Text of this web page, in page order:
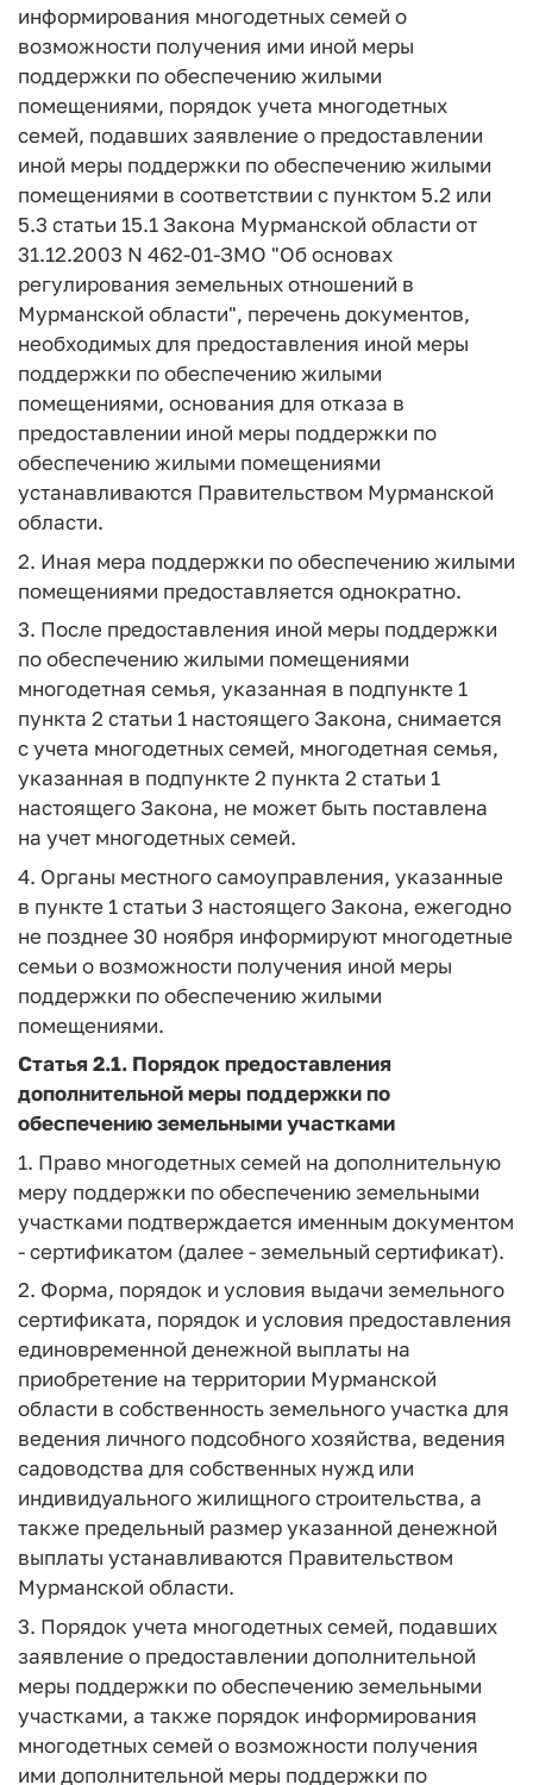
информирования многодетных семей о
возможности получения ими иной меры
поддержки по обеспечению жилыми
помещениями, порядок учета многодетных
семей, подавших заявление о предоставлении
иной меры поддержки по обеспечению жилыми
помещениями в соответствии с пунктом 5.2 или
5.3 статьи 15.1 Закона Мурманской области от
31.12.2003 N 462-01-ЗМО "Об основах
регулирования земельных отношений в
Мурманской области", перечень документов,
необходимых для предоставления иной меры
поддержки по обеспечению жилыми
помещениями, основания для отказа в
предоставлении иной меры поддержки по
обеспечению жилыми помещениями
устанавливаются Правительством Мурманской
области.
2. Иная мера поддержки по обеспечению жилыми
помещениями предоставляется однократно.
3. После предоставления иной меры поддержки
по обеспечению жилыми помещениями
многодетная семья, указанная в подпункте 1
пункта 2 статьи 1 настоящего Закона, снимается
с учета многодетных семей, многодетная семья,
указанная в подпункте 2 пункта 2 статьи 1
настоящего Закона, не может быть поставлена
на учет многодетных семей.
4. Органы местного самоуправления, указанные
в пункте 1 статьи 3 настоящего Закона, ежегодно
не позднее 30 ноября информируют многодетные
семьи о возможности получения иной меры
поддержки по обеспечению жилыми
помещениями.
Статья 2.1. Порядок предоставления
дополнительной меры поддержки по
обеспечению земельными участками
1. Право многодетных семей на дополнительную
меру поддержки по обеспечению земельными
участками подтверждается именным документом
- сертификатом (далее - земельный сертификат).
2. Форма, порядок и условия выдачи земельного
сертификата, порядок и условия предоставления
единовременной денежной выплаты на
приобретение на территории Мурманской
области в собственность земельного участка для
ведения личного подсобного хозяйства, ведения
садоводства для собственных нужд или
индивидуального жилищного строительства, а
также предельный размер указанной денежной
выплаты устанавливаются Правительством
Мурманской области.
3. Порядок учета многодетных семей, подавших
заявление о предоставлении дополнительной
меры поддержки по обеспечению земельными
участками, а также порядок информирования
многодетных семей о возможности получения
ими дополнительной меры поддержки по